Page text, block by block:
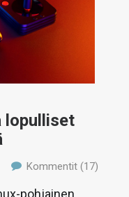
lopulliset
Kommentit (17)
pohjainen